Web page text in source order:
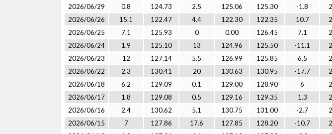
2026/06/29
0.8 124.73 2.5 125.06 125.30 -1.8
2026/06/26
15.1 122.47 4.4 122.30 122.35 10.7
2026/06/25
7.1 125.93 0 0.00 126.45 7.1
2026/06/24
1.9 125.10 13 124.96 125.50 -11.1
2026/06/23
12 127.14 5.5 126.99 125.85 6.5
2026/06/22
2.3 130.41 20 130.63 130.95 -17.7
2026/06/18
6.2 129.09 0.1 129.00 128.90 6
2026/06/17
1.8 129.08 0.5 129.16 129.35 1.3
2026/06/16
2.4 130.62 5.1 130.75 131.00 -2.7
2026/06/15
7 127.86 17.6 127.85 128.20 -10.7